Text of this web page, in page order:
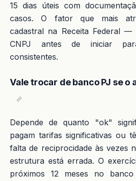
15 dias úteis com
casos. O fator que mais
cadastral na Receita Federal —
CNPJ antes de iniciar
consistentes.
Vale trocar de banco PJ se o
Depende de quanto "ok"
pagam tarifas significativas ou
falta de reciprocidade às vezes
estrutura está errada. O
próximos 12 meses no